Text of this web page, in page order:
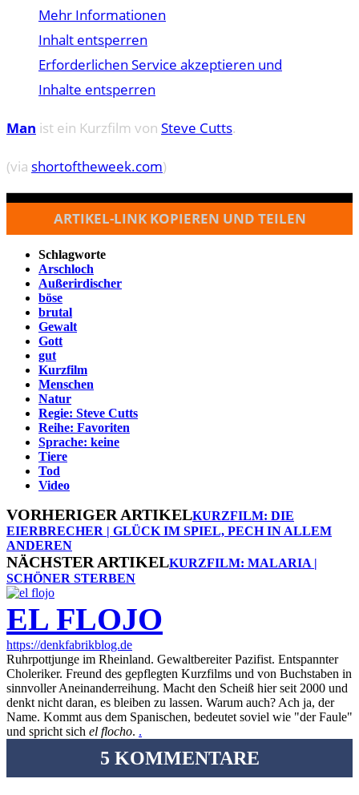
Mehr Informationen
Inhalt entsperren
Erforderlichen Service akzeptieren und
Inhalte entsperren
Man ist ein Kurzfilm von Steve Cutts.
(via shortoftheweek.com)
ARTIKEL-LINK KOPIEREN UND TEILEN
Schlagworte
Arschloch
Außerirdischer
böse
brutal
Gewalt
Gott
gut
Kurzfilm
Menschen
Natur
Regie: Steve Cutts
Reihe: Favoriten
Sprache: keine
Tiere
Tod
Video
VORHERIGER ARTIKELKURZFILM: DIE
EIERBRECHER | GLÜCK IM SPIEL, PECH IN ALLEM
ANDEREN
NÄCHSTER ARTIKELKURZFILM: MALARIA |
SCHÖNER STERBEN
EL FLOJO
https://denkfabrikblog.de
Ruhrpottjunge im Rheinland. Gewaltbereiter Pazifist. Entspannter
Choleriker. Freund des gepflegten Kurzfilms und von Buchstaben in
sinnvoller Aneinanderreihung. Macht den Scheiß hier seit 2000 und
denkt nicht daran, es bleiben zu lassen. Warum auch? Ach ja, der
Name. Kommt aus dem Spanischen, bedeutet soviel wie "der Faule"
und spricht sich el flocho. .
5 KOMMENTARE